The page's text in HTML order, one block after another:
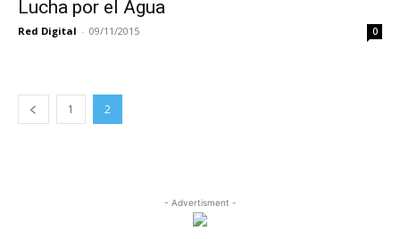
Lucha por el Agua
Red Digital - 09/11/2015 0
1 2
- Advertisment -